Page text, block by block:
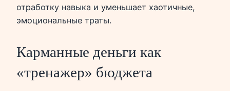
отработку навыка и уменьшает хаотичные,
эмоциональные траты.
Карманные деньги как
«тренажер» бюджета